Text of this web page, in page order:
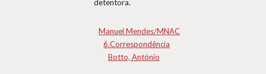
detentora.
Manuel Mendes/MNAC
6.Correspondência
Botto, António